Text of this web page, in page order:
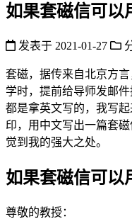
如果套磁信可以
发表于 2021-01-27
套磁，据传来自北京方
学时，提前给导师发邮
都是拿英文写的，我写
印，用中文写出一篇套
觉到我的强大之处。
如果套磁信可以
尊敬的教授：